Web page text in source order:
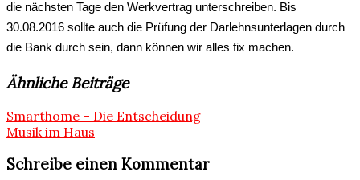
die nächsten Tage den Werkvertrag unterschreiben. Bis
30.08.2016 sollte auch die Prüfung der Darlehnsunterlagen durch
die Bank durch sein, dann können wir alles fix machen.
Ähnliche Beiträge
Beitragsnavigation
Smarthome – Die Entscheidung
Musik im Haus
Schreibe einen Kommentar